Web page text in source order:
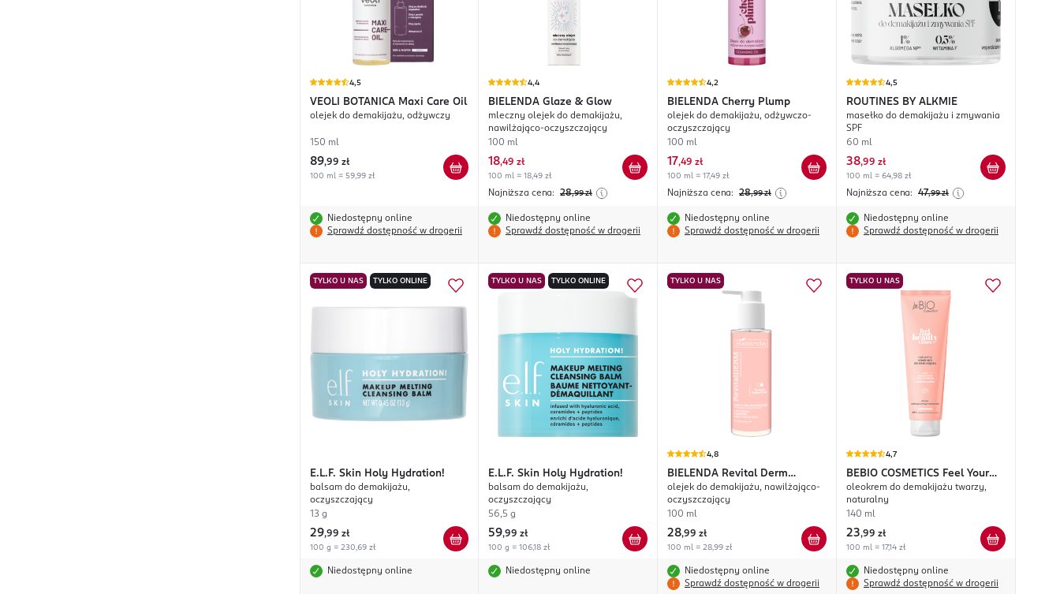
4,5
VEOLI BOTANICA Maxi Care Oil
olejek do demakijażu, odżywczy
150 ml
89,99 zł
100 ml = 59,99 zł
Niedostępny online
Sprawdź dostępność w drogerii
4,4
BIELENDA Glaze & Glow
mleczny olejek do demakijażu,
nawilżająco-oczyszczający
100 ml
18,49 zł
100 ml = 18,49 zł
Najniższa cena: 28,99 zł
Niedostępny online
Sprawdź dostępność w drogerii
4,2
BIELENDA Cherry Plump
olejek do demakijażu, odżywczo-
oczyszczający
100 ml
17,49 zł
100 ml = 17,49 zł
Najniższa cena: 28,99 zł
Niedostępny online
Sprawdź dostępność w drogerii
4,5
ROUTINES BY ALKMIE
masełko do demakijażu i zmywania
SPF
60 ml
38,99 zł
100 ml = 64,98 zł
Najniższa cena: 47,99 zł
Niedostępny online
Sprawdź dostępność w drogerii
TYLKO U NAS TYLKO ONLINE
E.L.F. Skin Holy Hydration!
balsam do demakijażu,
oczyszczający
13 g
29,99 zł
100 g = 230,69 zł
Niedostępny online
TYLKO U NAS TYLKO ONLINE
E.L.F. Skin Holy Hydration!
balsam do demakijażu,
oczyszczający
56,5 g
59,99 zł
100 g = 106,18 zł
Niedostępny online
TYLKO U NAS
4,8
BIELENDA Revital Derm
Prejuvenation
olejek do demakijażu, nawilżająco-
oczyszczający
100 ml
28,99 zł
100 ml = 28,99 zł
Niedostępny online
Sprawdź dostępność w drogerii
TYLKO U NAS
4,7
BEBIO COSMETICS Feel Your
Beauty Vibes
oleokrem do demakijażu twarzy,
naturalny
140 ml
23,99 zł
100 ml = 17,14 zł
Niedostępny online
Sprawdź dostępność w drogerii